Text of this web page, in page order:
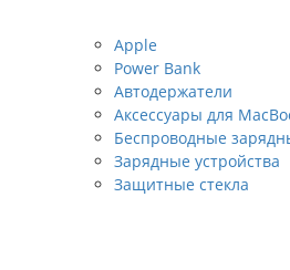
Apple
Power Bank
Автодержатели
Аксессуары для
Беспроводные
Зарядные устройства
Защитные стекла